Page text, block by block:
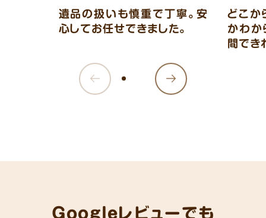
遺品の扱いも慎重で丁寧。安
心してお任せできました。
どこか
かわか
間でき
Googleレビューでも